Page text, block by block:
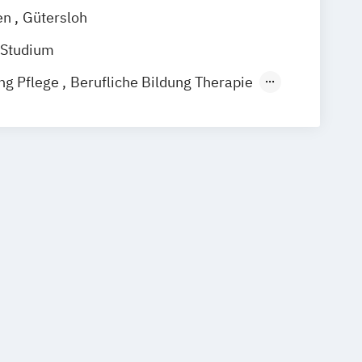
Gütersloh
Pflege
Berufliche Bildung Therapie